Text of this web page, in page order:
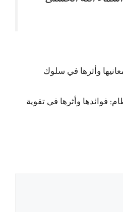
وأثرها في سلوك
فوائدها وأثرها في تقوية